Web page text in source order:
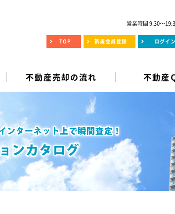
営業時間 9:30～
TOP 新規会員登録 ログイン
不動産売却の流れ 不動産